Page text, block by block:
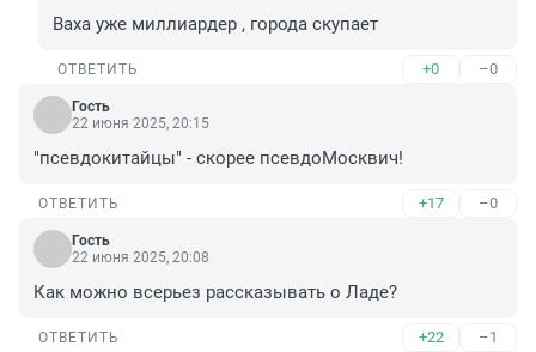
Ваха уже миллиардер , города скупает
ОТВЕТИТЬ +0 –0
Гость
22 июня 2025, 20:15
"псевдокитайцы" - скорее псевдоМосквич!
ОТВЕТИТЬ +17 –0
Гость
22 июня 2025, 20:08
Как можно всерьез рассказывать о Ладе?
ОТВЕТИТЬ +22 –1